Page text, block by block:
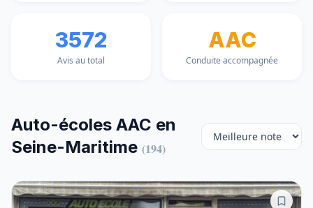
3572
Avis au total
AAC
Conduite accompagnée
Auto-écoles AAC en
Seine-Maritime (194)